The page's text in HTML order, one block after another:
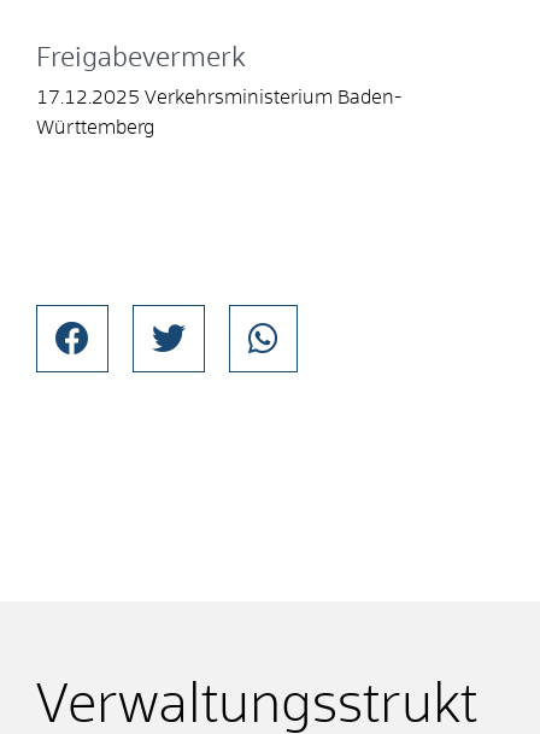
Freigabevermerk
17.12.2025 Verkehrsministerium Baden-
Württemberg
Verwaltungsstrukt